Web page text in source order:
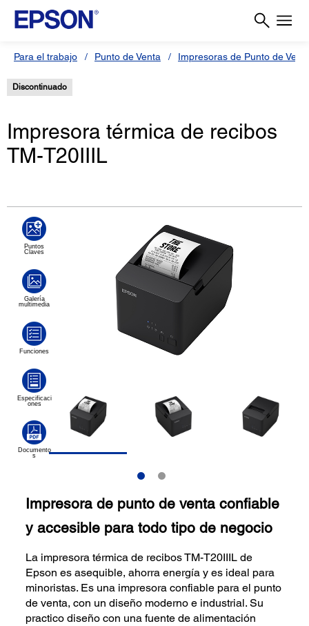
Para el trabajo Punto de Venta Impresoras de Punto de
Discontinuado
Impresora térmica de recibos
TM-T20IIIL
Impresora de punto de venta confiable
y accesible para todo tipo de negocio
La impresora térmica de recibos TM-T20IIIL de
Epson es asequible, ahorra energía y es ideal para
minoristas. Es una impresora confiable para el punto
de venta, con un diseño moderno e industrial. Su
practico diseño con una fuente de alimentación